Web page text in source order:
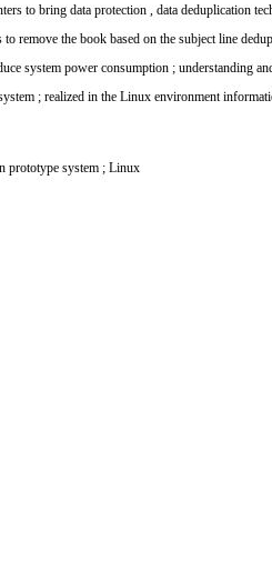
to bring data protection , data deduplication
remove the book based on the subject line
system power consumption ; understanding
; realized in the Linux environment
prototype system ; Linux